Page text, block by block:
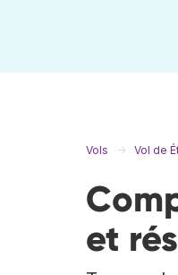
Vols Vol de
et